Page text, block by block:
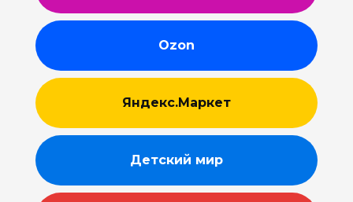
Ozon
Яндекс.Маркет
Детский мир